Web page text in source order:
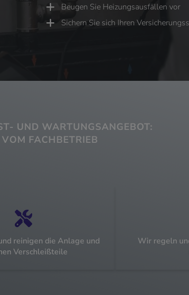
Beugen Sie Heizungsausfällen vor
Sichern Sie sich Ihren
UND WARTUNGSANGEBOT:
FACHBETRIEB
reinigen die Anlage und
Verschleißteile
Wir regeln